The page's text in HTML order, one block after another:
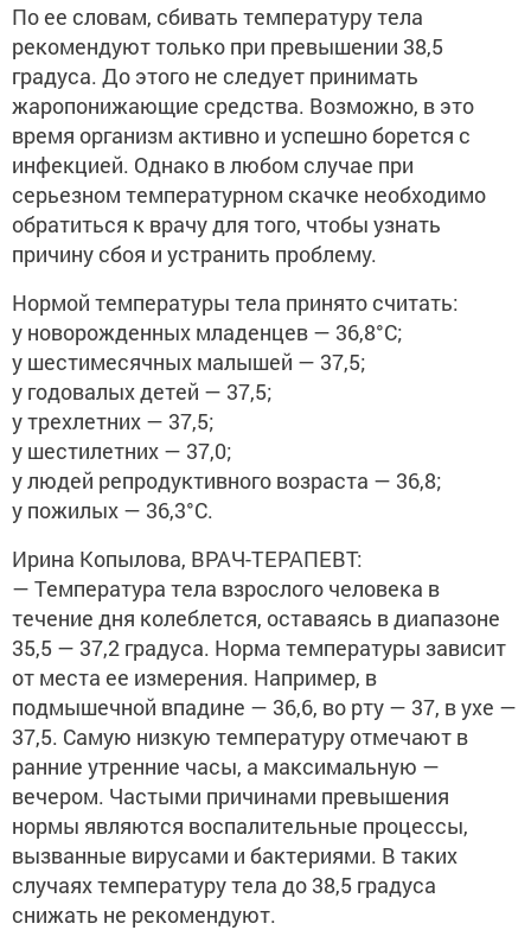
По ее словам, сбивать температуру тела
рекомендуют только при превышении 38,5
градуса. До этого не следует принимать
жаропонижающие средства. Возможно, в это
время организм активно и успешно борется с
инфекцией. Однако в любом случае при
серьезном температурном скачке необходимо
обратиться к врачу для того, чтобы узнать
причину сбоя и устранить проблему.
Нормой температуры тела принято считать:
у новорожденных младенцев — 36,8°C;
у шестимесячных малышей — 37,5;
у годовалых детей — 37,5;
у трехлетних — 37,5;
у шестилетних — 37,0;
у людей репродуктивного возраста — 36,8;
у пожилых — 36,3°C.
Ирина Копылова, ВРАЧ-ТЕРАПЕВТ:
— Температура тела взрослого человека в
течение дня колеблется, оставаясь в диапазоне
35,5 — 37,2 градуса. Норма температуры зависит
от места ее измерения. Например, в
подмышечной впадине — 36,6, во рту — 37, в ухе —
37,5. Самую низкую температуру отмечают в
ранние утренние часы, а максимальную —
вечером. Частыми причинами превышения
нормы являются воспалительные процессы,
вызванные вирусами и бактериями. В таких
случаях температуру тела до 38,5 градуса
снижать не рекомендуют.